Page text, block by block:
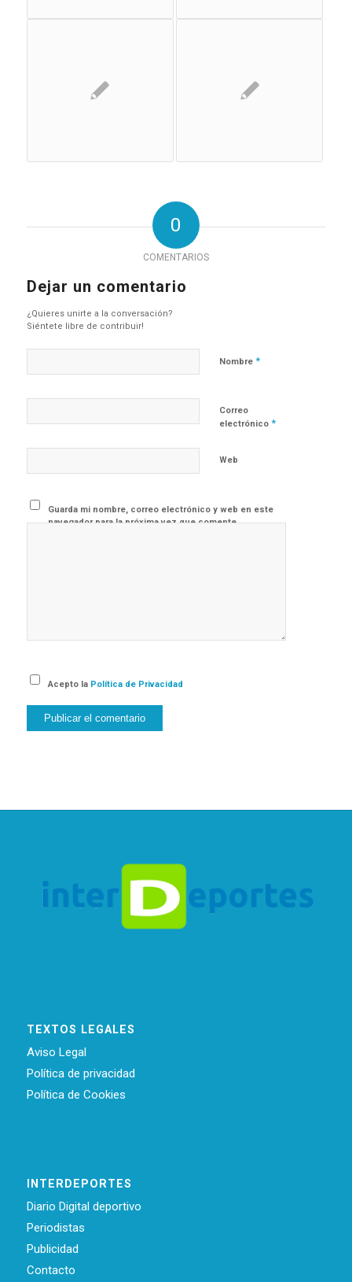
0
COMENTARIOS
Dejar un comentario
¿Quieres unirte a la conversación?
Siéntete libre de contribuir!
Nombre *
Correo
electrónico *
Web
Guarda mi nombre, correo electrónico y web en este
navegador para la próxima vez que comente.
Acepto la Política de Privacidad
TEXTOS LEGALES
Aviso Legal
Política de privacidad
Política de Cookies
INTERDEPORTES
Diario Digital deportivo
Periodistas
Publicidad
Contacto